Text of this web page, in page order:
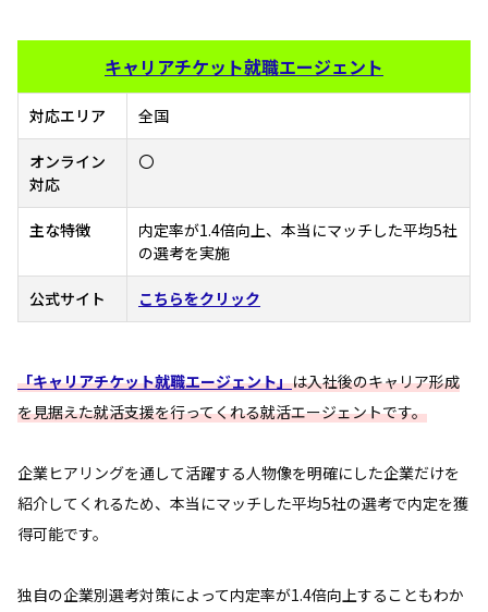
キャリアチケット就職エージェント
対応エリア 全国
オンライン
対応
〇
主な特徴
内定率が1.4倍向上、本当にマッチした平均5社
の選考を実施
公式サイト こちらをクリック
「キャリアチケット就職エージェント」は入社後のキャリア形成
を見据えた就活支援を行ってくれる就活エージェントです。
企業ヒアリングを通して活躍する人物像を明確にした企業だけを
紹介してくれるため、本当にマッチした平均5社の選考で内定を獲
得可能です。
独自の企業別選考対策によって内定率が1.4倍向上することもわか